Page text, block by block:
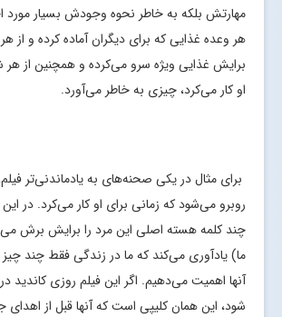
مهارتش بلکه به خاطر نحوه وجودش بسیار مورد
هر وعده غذایی که برای دیگران آماده کرده و
برایش غذایی ویژه سرو می‌کرده و همچنین از
او کار می‌کرد، چیزی به خاطر می‌آورد.
برای مثال در یکی صحنه‌های به یادماندنی‌تر
روبرو می‌شود که زمانی برای او کار می‌کرد. در
چند کلمه هسته اصلی این مرد را برایش برش
ما) یادآوری می‌کند که ما در زندگی فقط چند چیز
آنها اهمیت می‌دهیم. اگر این فیلم روزی کاندید
شود، این همان کلیپی است که آنها قبل از اهدای